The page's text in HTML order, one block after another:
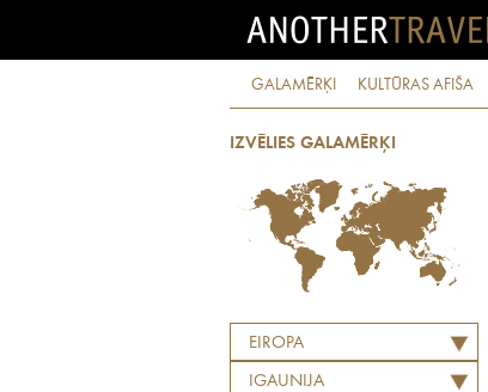
GALAMĒRĶI KULTŪRAS AFIŠA
IZVĒLIES GALAMĒRĶI
EIROPA
IGAUNIJA